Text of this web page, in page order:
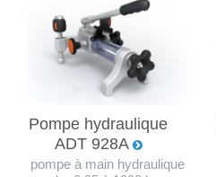
Pompe hydraulique
ADT 928A
pompe à main hydraulique